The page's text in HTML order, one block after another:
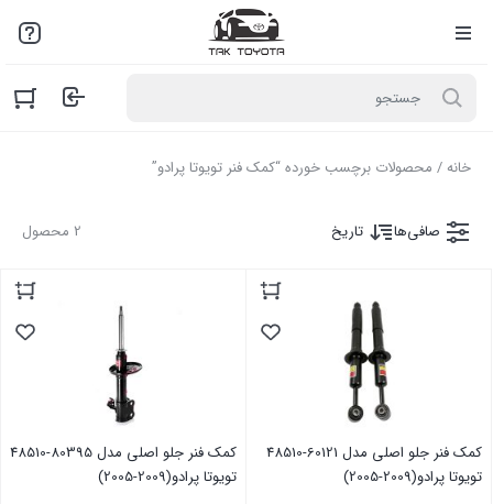
لطفاً به علت نوسانات بازار با مـا تمـاس بگیرید: 02136916845
خانه/ محصولات برچسب خورده “کمک فنر تویوتا پرادو”
2 محصول صافی‌ها تاریخ
کمک فنر جلو اصلی مدل 60121-48510
تویوتا پرادو(2009-2005)
کمک فنر جلو اصلی مدل 80395-48510
تویوتا پرادو(2009-2005)